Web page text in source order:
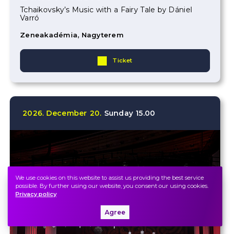
Tchaikovsky’s Music with a Fairy Tale by Dániel
Varró
Zeneakadémia, Nagyterem
Ticket
2026. December 20. Sunday 15.00
We use cookies on this website to assist us providing the best service
possible. By further using our website, you consent our using cookies.
Privacy policy
Agree